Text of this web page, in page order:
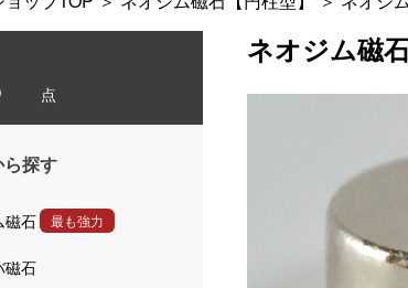
ネオジフック
多用途吸着バー
マグネット吸着器
ハンドマグネット
マグネットキャッチャ
点
探す
磁石 最も強力
磁石
ネオジム磁